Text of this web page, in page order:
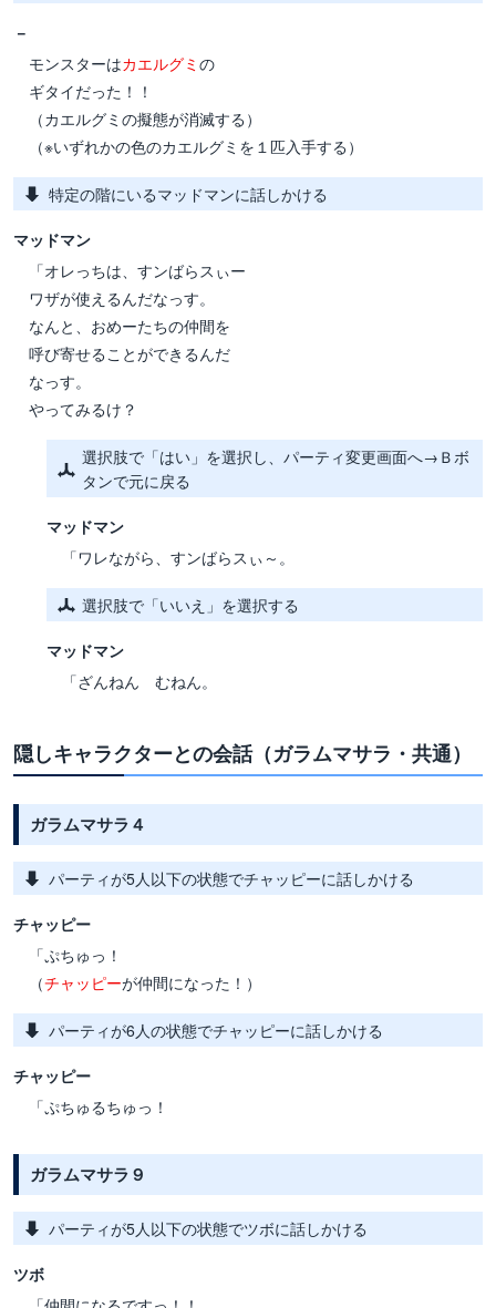
－
モンスターはカエルグミの
ギタイだった！！
（カエルグミの擬態が消滅する）
（※いずれかの色のカエルグミを１匹入手する）
特定の階にいるマッドマンに話しかける
マッドマン
「オレっちは、すンばらスぃー
ワザが使えるんだなっす。
なんと、おめーたちの仲間を
呼び寄せることができるんだ
なっす。
やってみるけ？
選択肢で「はい」を選択し、パーティ変更画面へ→Ｂボ
タンで元に戻る
マッドマン
「ワレながら、すンばらスぃ～。
選択肢で「いいえ」を選択する
マッドマン
「ざんねん むねん。
隠しキャラクターとの会話（ガラムマサラ・共通）
ガラムマサラ４
パーティが5人以下の状態でチャッピーに話しかける
チャッピー
「ぷちゅっ！
（チャッピーが仲間になった！）
パーティが6人の状態でチャッピーに話しかける
チャッピー
「ぷちゅるちゅっ！
ガラムマサラ９
パーティが5人以下の状態でツボに話しかける
ツボ